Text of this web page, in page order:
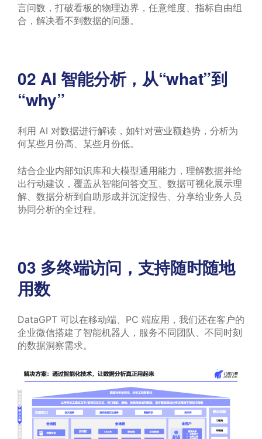
言问数，打破看板的物理边界，任意维度、指标自由组
合，解决看不到数据的问题。
02AI 智能分析，从“what”到
“why”
利用 AI 对数据进行解读，如针对营业额趋势，分析为
何某些月份高、某些月份低。
结合企业内部知识库和大模型通用能力，理解数据并给
出行动建议，覆盖从智能问答交互、数据可视化展示理
解、数据分析到自助形成并沉淀报告、分享给业务人员
协同分析的全过程。
03 多终端访问，支持随时随地
用数
DataGPT 可以在移动端、PC 端应用，我们还在客户的
企业微信搭建了智能机器人，服务不同团队、不同时刻
的数据洞察需求。